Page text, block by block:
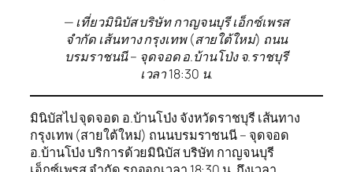
— เที่ยวมินิบัส บริษัท กาญจนบุรี เอ็กซ์เพรส
จำกัด เส้นทาง กรุงเทพ (สายใต้ใหม่) ถนน
บรมราชนนี – จุดจอด อ.บ้านโป่ง จ.ราชบุรี
เวลา 18:30 น.
มินิบัสไป จุดจอด อ.บ้านโป่ง จังหวัดราชบุรี เส้นทาง
กรุงเทพ (สายใต้ใหม่) ถนนบรมราชนนี – จุดจอด
อ.บ้านโป่ง บริการด้วยมินิบัส บริษัท กาญจนบุรี